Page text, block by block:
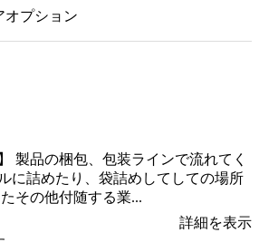
オプション
製品の梱包、包装ラインで流れてく
に詰めたり、袋詰めしてしての場所
その他付随する業...
詳細を表示